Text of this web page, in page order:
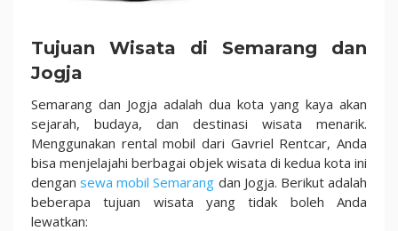
Tujuan Wisata di Semarang dan
Jogja
Semarang dan Jogja adalah dua kota yang kaya akan
sejarah, budaya, dan destinasi wisata menarik.
Menggunakan rental mobil dari Gavriel Rentcar, Anda
bisa menjelajahi berbagai objek wisata di kedua kota ini
dengan sewa mobil Semarang dan Jogja. Berikut adalah
beberapa tujuan wisata yang tidak boleh Anda
lewatkan: